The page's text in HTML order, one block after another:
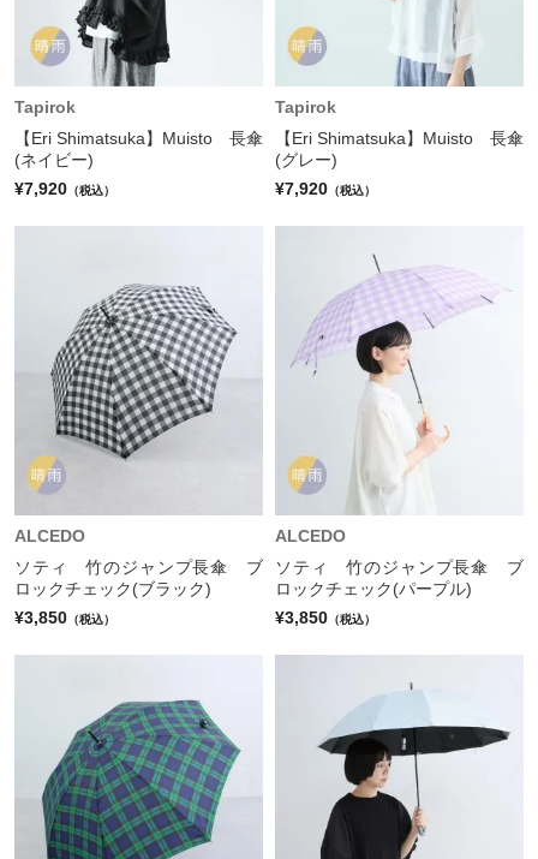
Tapirok
【Eri Shimatsuka】Muisto 長傘
(ネイビー)
¥7,920 （税込）
Tapirok
【Eri Shimatsuka】Muisto 長傘
(グレー)
¥7,920 （税込）
ALCEDO
ソティ 竹のジャンプ長傘 ブ
ロックチェック(ブラック)
¥3,850 （税込）
ALCEDO
ソティ 竹のジャンプ長傘 ブ
ロックチェック(パープル)
¥3,850 （税込）